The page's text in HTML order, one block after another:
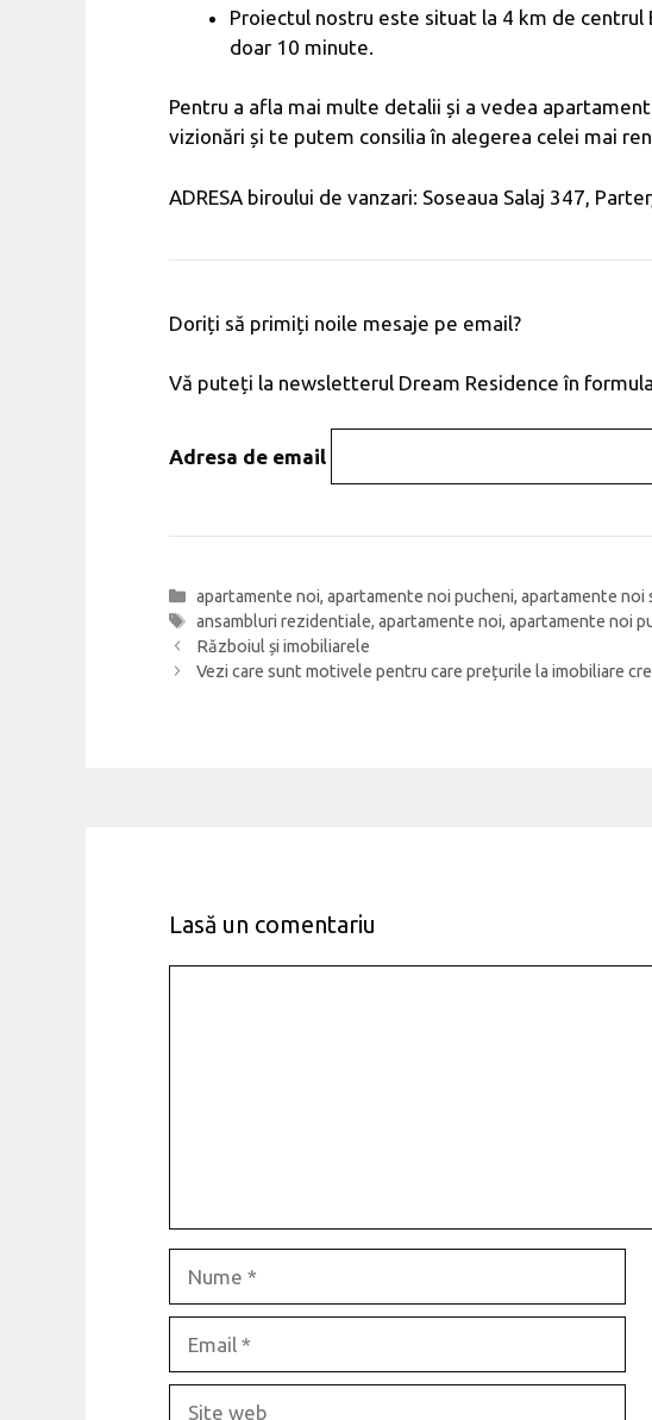
Proiectul nostru este situat la 4 km de centrul
doar 10 minute.
Pentru a afla mai multe detalii și a vedea
vizionări și te putem consilia în alegerea celei mai
ADRESA biroului de vanzari: Soseaua Salaj 347,
Doriți să primiți noile mesaje pe email?
Vă puteți la newsletterul Dream Residence în
Adresa de email
Categorii
apartamente noi,apartamente noi pucheni,apartamente noi
Etichete
ansambluri rezidentiale,apartamente noi,apartamente noi
Navigare
în
Războiul și imobiliarele
Vezi care sunt motivele pentru care prețurile la imobiliare
Lasă un comentariu